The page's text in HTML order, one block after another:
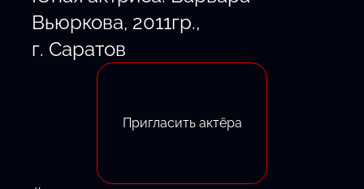
Вьюркова, 2011гр.,
г. Саратов
Пригласить актёра